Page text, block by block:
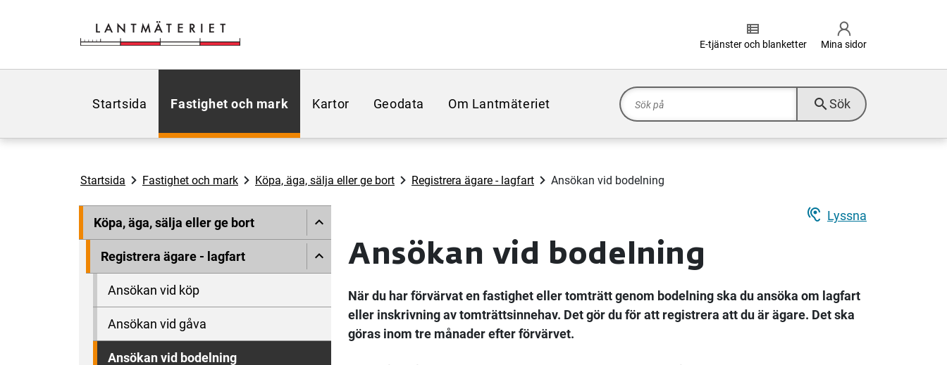
view_list
E-tjänster och blanketter Mina sidor
Startsida Fastighet och mark Kartor Geodata Om Lantmäteriet search Sök
Startsida Fastighet och mark Köpa, äga, sälja eller ge bort Registrera ägare - lagfart Ansökan vid bodelning
Köpa, äga, sälja eller ge bort
Registrera ägare - lagfart
Ansökan vid köp
Ansökan vid gåva
Ansökan vid bodelning
hearing Lyssna
Ansökan vid bodelning
När du har förvärvat en fastighet eller tomträtt genom bodelning ska du ansöka om lagfart
eller inskrivning av tomträttsinnehav. Det gör du för att registrera att du är ägare. Det ska
göras inom tre månader efter förvärvet.